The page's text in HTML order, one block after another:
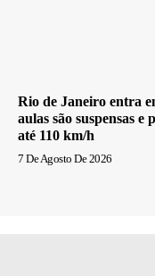
Rio de Janeiro entra
aulas são suspensas
até 110 km/h
7 De Agosto De 2026